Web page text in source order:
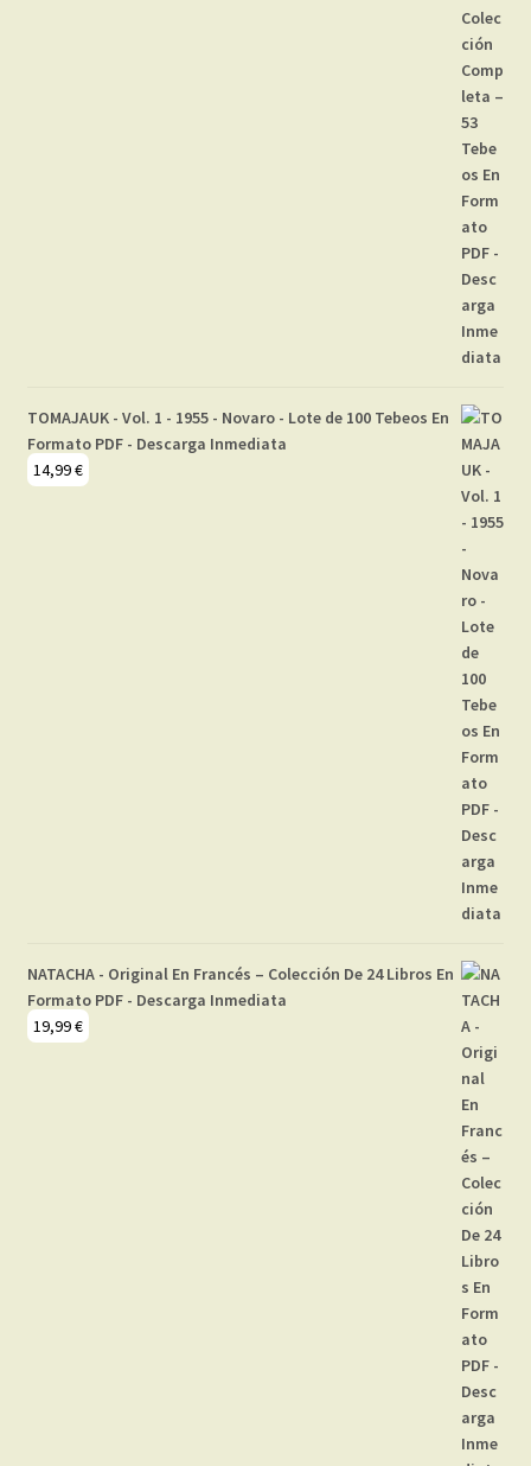
TOMAJAUK - Vol. 1 - 1955 - Novaro - Lote de 100 Tebeos En
Formato PDF - Descarga Inmediata
14,99€
NATACHA - Original En Francés – Colección De 24 Libros En
Formato PDF - Descarga Inmediata
19,99€